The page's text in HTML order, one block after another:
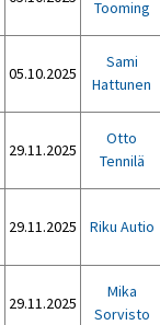
Tooming
05.10.2025
Sami
Hattunen
29.11.2025
Otto
Tennilä
29.11.2025 Riku Autio
29.11.2025
Mika
Sorvisto